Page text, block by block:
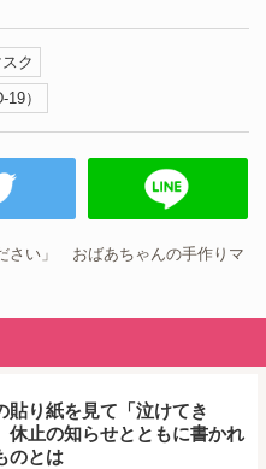
ク
）
さい」 おばあちゃんの手作りマ
貼り紙を見て「泣けてき
止の知らせとともに書かれ
のとは